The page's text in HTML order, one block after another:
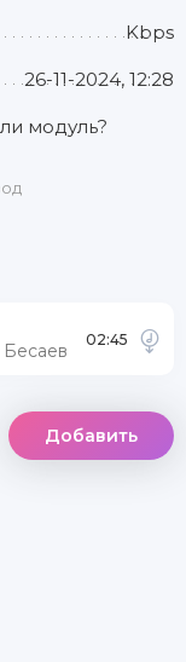
Kbps
26-11-2024, 12:28
модуль?
02:45
Добавить